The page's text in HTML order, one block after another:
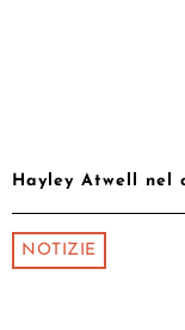
Hayley Atwell nel
NOTIZIE